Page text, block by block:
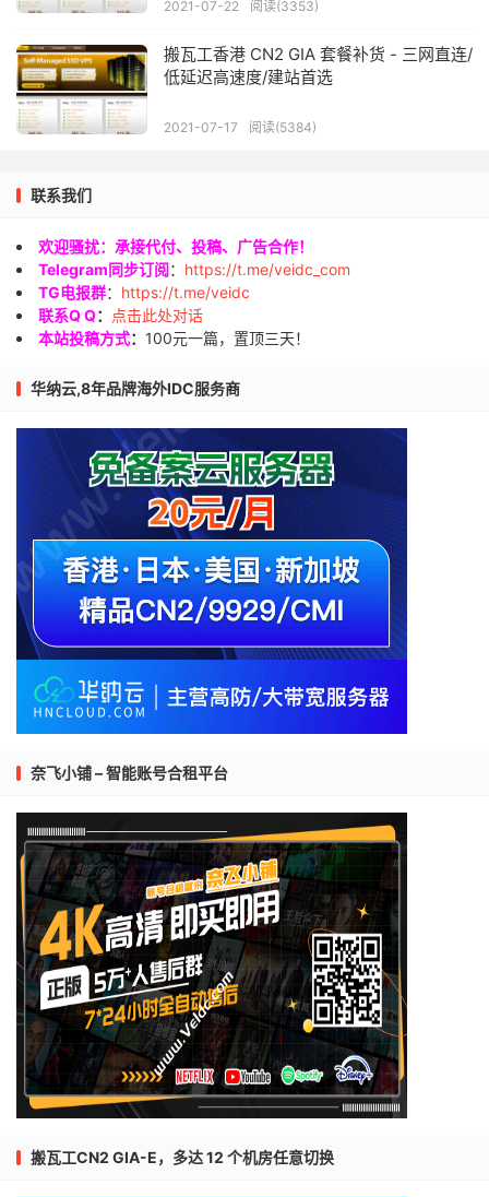
2021-07-22 阅读(3353)
搬瓦工香港 CN2 GIA 套餐补货 - 三网直连/
低延迟高速度/建站首选
2021-07-17 阅读(5384)
联系我们
欢迎骚扰：承接代付、投稿、广告合作！
Telegram同步订阅： https://t.me/veidc_com
TG电报群： https://t.me/veidc
联系Q Q：
点击此处对话
本站投稿方式： 100元一篇，置顶三天！
华纳云,8年品牌海外IDC服务商
奈飞小铺 – 智能账号合租平台
搬瓦工CN2 GIA-E，多达 12 个机房任意切换